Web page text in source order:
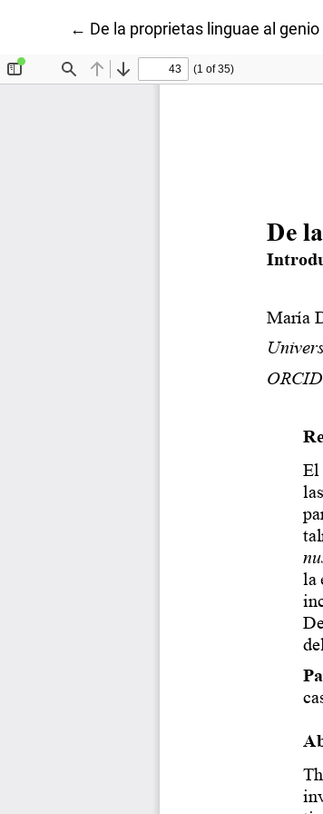
← Volver a los detalles del artículo
De la proprietas linguae al